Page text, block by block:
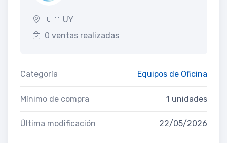
🇺🇾 UY
0 ventas realizadas
Categoría Equipos de Oficina
Mínimo de compra 1 unidades
Última modificación 22/05/2026